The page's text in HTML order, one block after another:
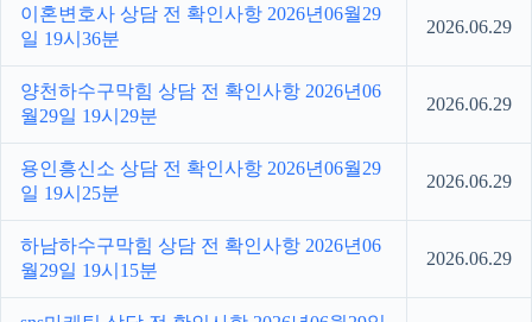
이혼변호사 상담 전 확인사항 2026년06월29
일 19시36분
2026.06.29
양천하수구막힘 상담 전 확인사항 2026년06
월29일 19시29분
2026.06.29
용인흥신소 상담 전 확인사항 2026년06월29
일 19시25분
2026.06.29
하남하수구막힘 상담 전 확인사항 2026년06
월29일 19시15분
2026.06.29